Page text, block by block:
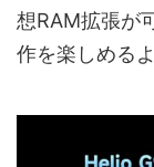
想RAM拡張が
作を楽しめる